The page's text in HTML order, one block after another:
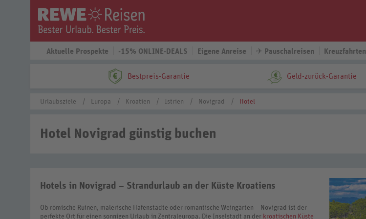
Aktuelle Prospekte -15% ONLINE-DEALS Eigene Anreise ✈ Pauschalreisen Kreuzfahrten
Bestpreis-Garantie Geld-zurück-Garantie
Urlaubsziele Europa Kroatien Istrien Novigrad Hotel
Hotel Novigrad günstig buchen
Hotels in Novigrad – Strandurlaub an der Küste Kroatiens
Ob römische Ruinen, malerische Hafenstädte oder romantische Weingärten – Novigrad ist der
perfekte Ort für einen sonnigen Urlaub in Zentraleuropa. Die Inselstadt an der kroatischen Küste